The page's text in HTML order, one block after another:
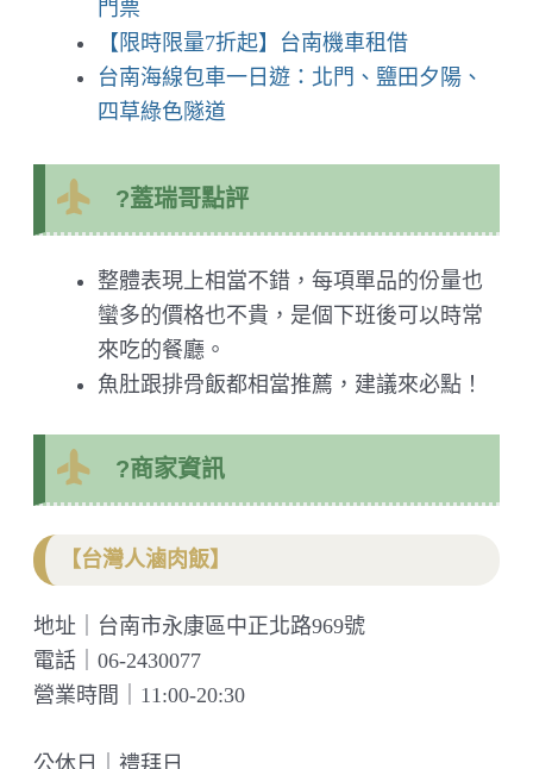
門票
【限時限量7折起】台南機車租借
台南海線包車一日遊：北門、鹽田夕陽、
四草綠色隧道
?蓋瑞哥點評
整體表現上相當不錯，每項單品的份量也
蠻多的價格也不貴，是個下班後可以時常
來吃的餐廳。
魚肚跟排骨飯都相當推薦，建議來必點！
?商家資訊
【台灣人滷肉飯】
地址｜台南市永康區中正北路969號
電話｜06-2430077
營業時間｜11:00-20:30
公休日｜禮拜日